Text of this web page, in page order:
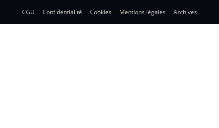
CGU Confidentialité Cookies Mentions légales Archives